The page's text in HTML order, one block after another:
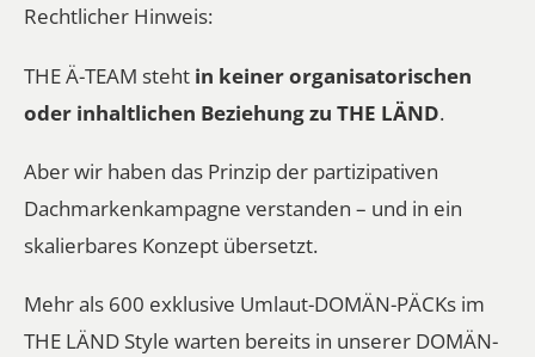
Rechtlicher Hinweis:
THE Ä-TEAM steht in keiner organisatorischen
oder inhaltlichen Beziehung zu THE LÄND.
Aber wir haben das Prinzip der partizipativen
Dachmarkenkampagne verstanden – und in ein
skalierbares Konzept übersetzt.
Mehr als 600 exklusive Umlaut-DOMÄN-PÄCKs im
THE LÄND Style warten bereits in unserer DOMÄN-